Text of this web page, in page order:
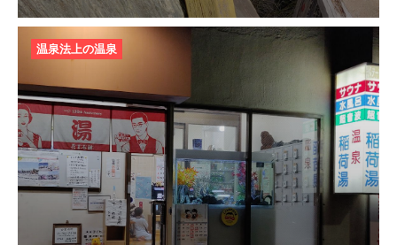
温泉法上の温泉